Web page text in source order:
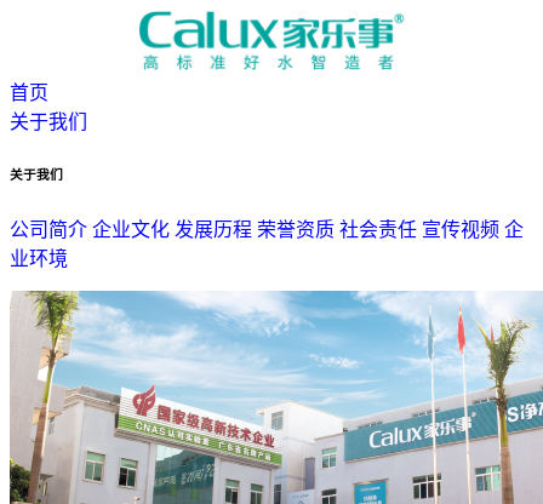
首页
关于我们
关于我们
公司简介 企业文化 发展历程 荣誉资质 社会责任 宣传视频 企
业环境